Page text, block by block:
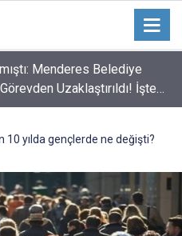
Menderes Belediye
Uzaklaştırıldı! İşte
Arkası
10 yılda gençlerde ne değişti?